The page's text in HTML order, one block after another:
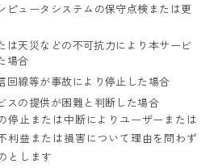
ピュータシステムの保守点検または更
は天災などの不可抗力により本サービ
場合
回線等が事故により停止した場合
スの提供が困難と判断した場合
停止または中断によりユーザーまたは
利益または損害について理由を問わず
とします